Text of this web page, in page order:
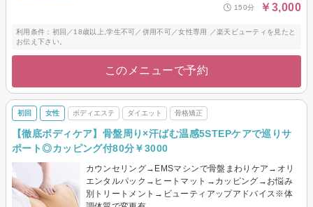
150分 ￥3,000
利用条件：初回／18歳以上,学生不可／併用不可／女性専用 ／楽天ビューティを見たと
お伝え下さい。
このメニューで予約
初回 女性 ボディエステ ダイエット 骨格矯正
【徹底ボディケア】骨盤周り×汗ばむ温感5STEPケアで巡りサ
ポート◎カッピング付80分￥3000
カウンセリング→EMSマシンで骨盤まわりケア→オリ
エンタルパック→ヒートマット→カッピング→お悩み
別トリートメント→ビューティアップアドバイス※体